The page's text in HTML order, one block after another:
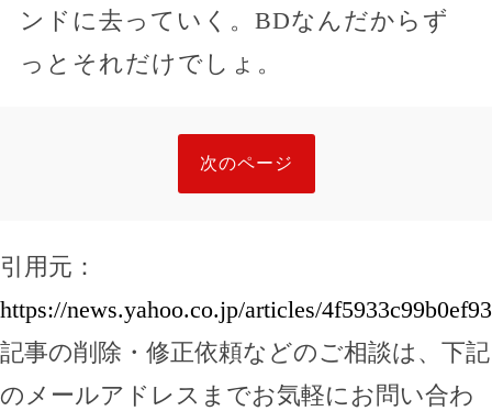
ンドに去っていく。BDなんだからず
っとそれだけでしょ。
次のページ
引用元：
https://news.yahoo.co.jp/articles/
記事の削除・修正依頼などのご相談は、下記
のメールアドレスまでお気軽にお問い合わ